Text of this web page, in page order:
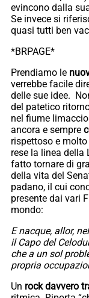
evincono dalla
Se invece si
quasi tutti ben
*BRPAGE*
Prendiamo le
verrebbe facile
delle sue idee.
del patetico
nel fiume
ancora e sempre
rispettoso e
rese la linea della
fatto tornare di
della vita del
padano, il cui
presente dai vari
mondo:
E nacque, allor,
il Capo del
che a un sol
propria
Un rock davvero